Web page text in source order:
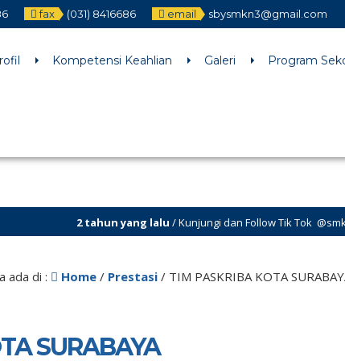
argument that is deprecatedsince version 6.9.0! IE
fax (031) 8416686 email sbysmkn3@gmail.com
Kompetensi Keahlian Galeri Program
2 tahun yang lalu/ Kunjungi dan Follow Tik Tok @smkn.3.surabaya
ada di : Home / Prestasi / TIM PASKRIBA KOTA
SURABAYA